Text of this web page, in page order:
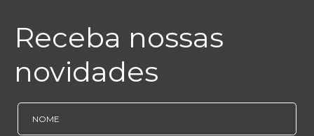
Receba nossas
novidades